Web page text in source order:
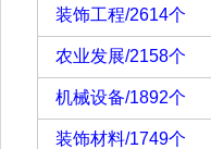
装饰工程/2614个
农业发展/2158个
机械设备/1892个
装饰材料/1749个